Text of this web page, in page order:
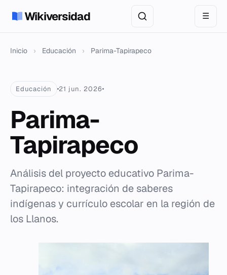
Wikiversidad ☰
Inicio › Educación › Parima-Tapirapeco
Educación 21 jun. 2026
Parima-
Tapirapeco
Análisis del proyecto educativo Parima-
Tapirapeco: integración de saberes
indígenas y currículo escolar en la región de
los Llanos.